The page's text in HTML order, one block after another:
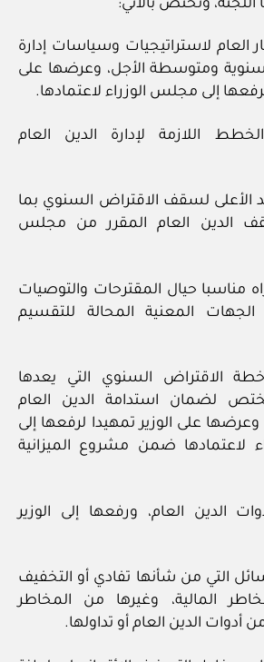
وتختص بالآتي:
العام لاستراتيجيات وسياسات إدارة
ومتوسطة الأجل، وعرضها على
لرفعها إلى مجلس الوزراء لاعتمادها.
اللازمة لإدارة الدين العام
الأعلى لسقف الاقتراض السنوي بما
الدين العام المقرر من مجلس
مناسبا حيال المقترحات والتوصيات
المعنية المحالة للتقسيم
الاقتراض السنوي التي يعدها
لضمان استدامة الدين العام
على الوزير تمهيدا لرفعها إلى
لاعتمادها ضمن مشروع الميزانية
الدين العام، ورفعها إلى الوزير
التي من شأنها تفادي أو التخفيف
المالية، وغيرها من المخاطر
أدوات الدين العام أو تداولها.